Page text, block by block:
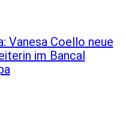
Vanesa Coello neue
im Bancal